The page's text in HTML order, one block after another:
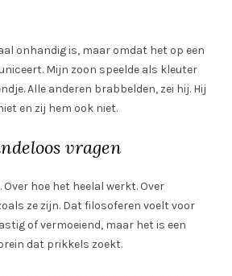
onhandig is, maar omdat het op een
Mijn zoon speelde als kleuter
Alle anderen brabbelden, zei hij. Hij
en zij hem ook niet.
vragen
Over hoe het heelal werkt. Over
ze zijn. Dat filosoferen voelt voor
of vermoeiend, maar het is een
dat prikkels zoekt.